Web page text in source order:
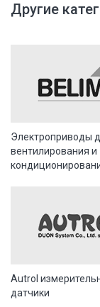
Другие
Электроприводы
вентилирования и
Autrol
датчики